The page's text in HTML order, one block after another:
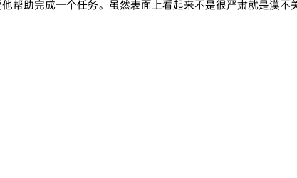
帮助完成一个任务。虽然表面上看起来不是很严肃就是漠不